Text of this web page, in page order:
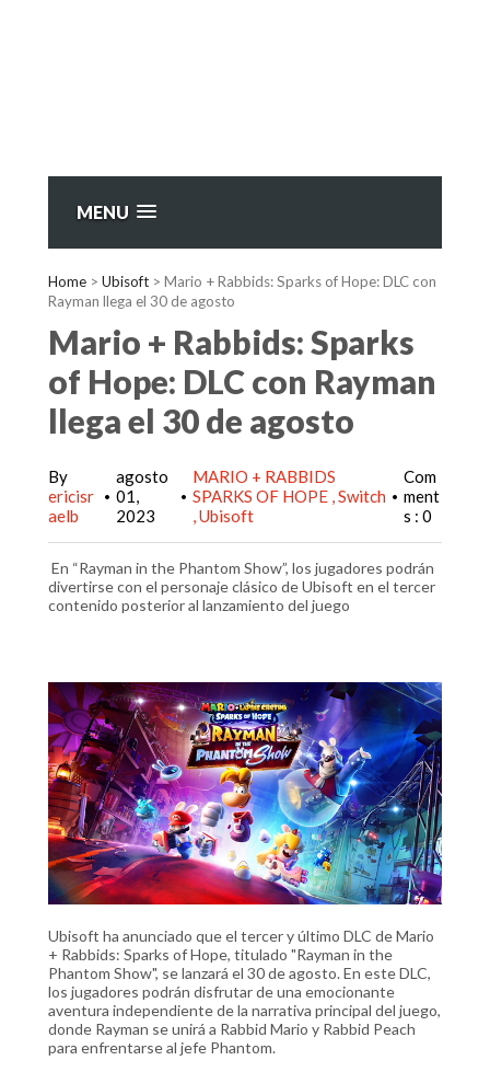
MENU
Home > Ubisoft > Mario + Rabbids: Sparks of Hope: DLC con
Rayman llega el 30 de agosto
Mario + Rabbids: Sparks
of Hope: DLC con Rayman
llega el 30 de agosto
By
ericisr
aelb
•
agosto
01,
2023
•
MARIO + RABBIDS
SPARKS OF HOPE Switch
Ubisoft
•
Com
ment
s : 0
En “Rayman in the Phantom Show”, los jugadores podrán
divertirse con el personaje clásico de Ubisoft en el tercer
contenido posterior al lanzamiento del juego
Ubisoft ha anunciado que el tercer y último DLC de Mario
+ Rabbids: Sparks of Hope, titulado "Rayman in the
Phantom Show", se lanzará el 30 de agosto. En este DLC,
los jugadores podrán disfrutar de una emocionante
aventura independiente de la narrativa principal del juego,
donde Rayman se unirá a Rabbid Mario y Rabbid Peach
para enfrentarse al jefe Phantom.